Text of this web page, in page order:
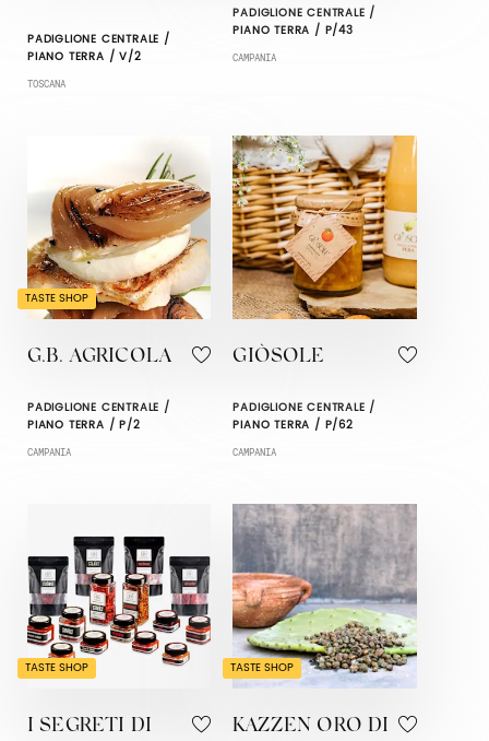
PADIGLIONE CENTRALE /
PIANO TERRA / V/2
TOSCANA
PADIGLIONE CENTRALE /
PIANO TERRA / P/43
CAMPANIA
TASTE SHOP
G.B. AGRICOLA
PADIGLIONE CENTRALE /
PIANO TERRA / P/2
CAMPANIA
GIÒSOLE
PADIGLIONE CENTRALE /
PIANO TERRA / P/62
CAMPANIA
TASTE SHOP
I SEGRETI DI
TASTE SHOP
KAZZEN ORO DI